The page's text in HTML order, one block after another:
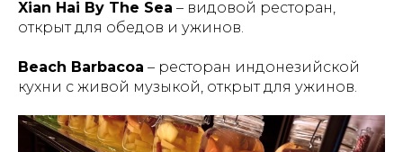
Xian Hai By The Sea – видовой ресторан,
открыт для обедов и ужинов.
Beach Barbacoa – ресторан индонезийской
кухни с живой музыкой, открыт для ужинов.